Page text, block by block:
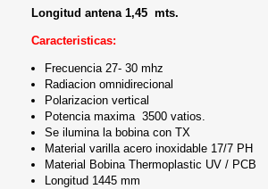
Longitud antena 1,45 mts.
Caracteristicas:
Frecuencia 27- 30 mhz
Radiacion omnidirecional
Polarizacion vertical
Potencia maxima 3500 vatios.
Se ilumina la bobina con TX
Material varilla acero inoxidable 17/7 PH
Material Bobina Thermoplastic UV / PCB
Longitud 1445 mm